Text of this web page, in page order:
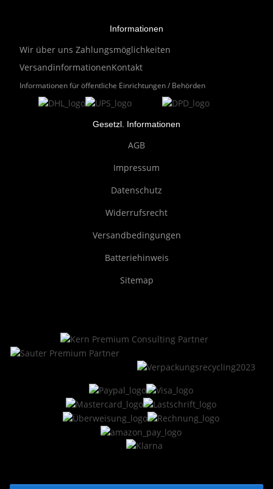
Informationen
Wir über uns Zahlungsmöglichkeiten
VersandinformationenKontakt
Informationen für öffentliche Einrichtungen / Behörden
Gesetzl. Informationen
AGB
Impressum
Datenschutz
Widerrufsrecht
Versandbedingungen
Batteriehinweis
Sitemap